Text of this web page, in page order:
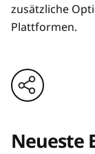
zusätzliche
Plattformen.
Neueste